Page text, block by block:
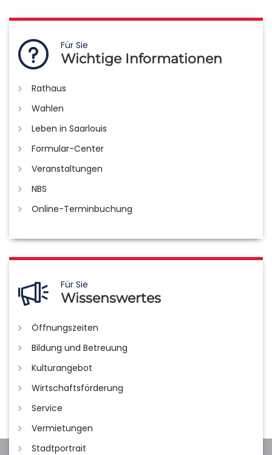
Für Sie
Wichtige Informationen
Rathaus
Wahlen
Leben in Saarlouis
Formular-Center
Veranstaltungen
NBS
Online-Terminbuchung
Für Sie
Wissenswertes
Öffnungszeiten
Bildung und Betreuung
Kulturangebot
Wirtschaftsförderung
Service
Vermietungen
Stadtportrait